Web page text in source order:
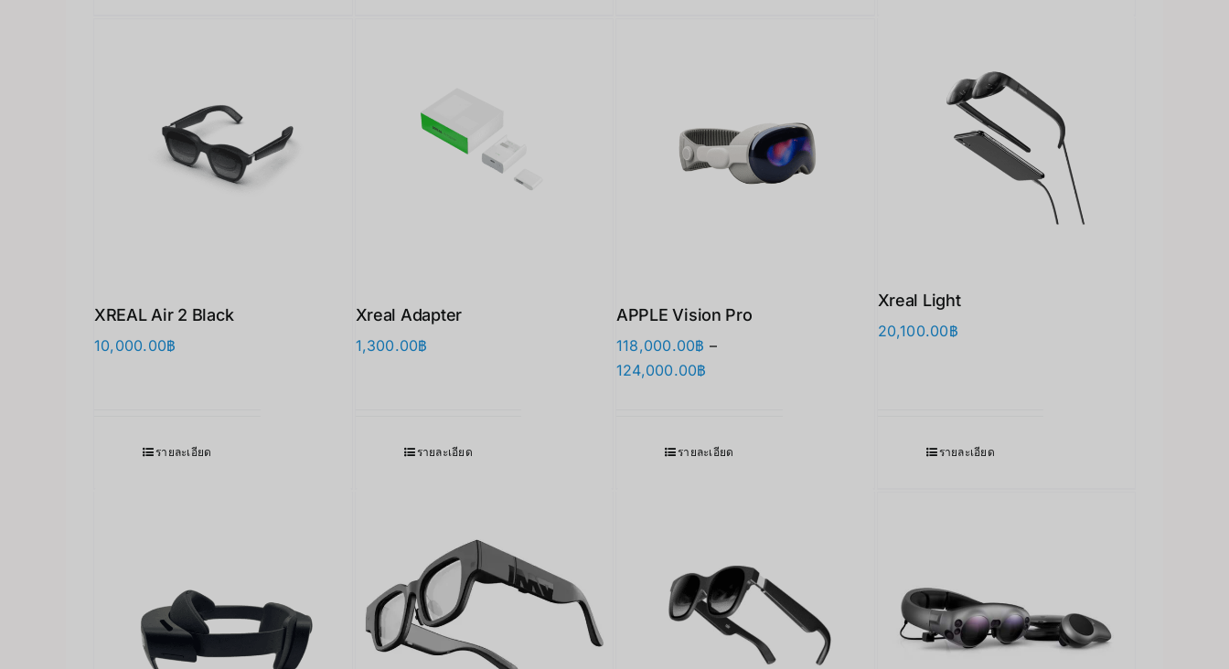
XREAL Air 2 Black
10,000.00฿
รายละเอียด
Xreal Adapter
1,300.00฿
รายละเอียด
APPLE Vision Pro
118,000.00฿ –
124,000.00฿
through
รายละเอียด
Xreal Light
20,100.00฿
รายละเอียด